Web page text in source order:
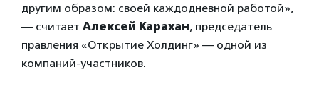
другим образом: своей каждодневной работой»,
— считает Алексей Карахан, председатель
правления «Открытие Холдинг» — одной из
компаний-участников.